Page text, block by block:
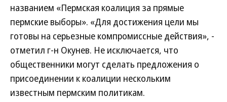
названием «Пермская коалиция за прямые
пермские выборы». «Для достижения цели мы
готовы на серьезные компромиссные действия», -
отметил г-н Окунев. Не исключается, что
общественники могут сделать предложения о
присоединении к коалиции нескольким
известным пермским политикам.